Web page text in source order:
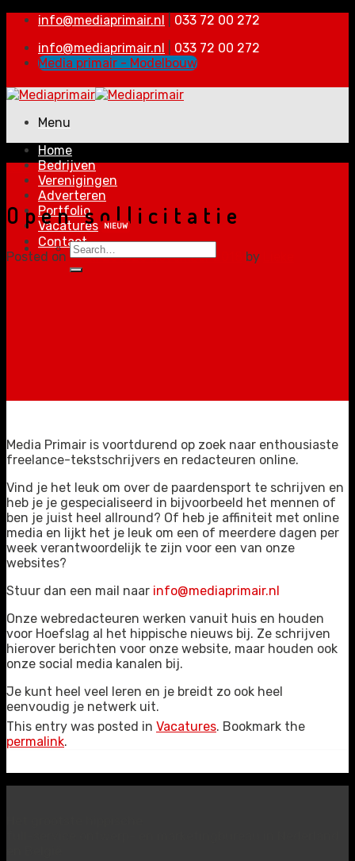
Skip
content
info@mediaprimair.nl
033 72 00 272
info@mediaprimair.nl
033 72 00 272
Media primair - Modelbouw
Menu
Home
Bedrijven
Verenigingen
Adverteren
Portfolio
Vacatures
Contact
Vacatures
Open sollicitatie
Posted on 4 juli 201820 november 2018 by
Media Primair is voortdurend op zoek naar enthousiaste
freelance-tekstschrijvers en redacteuren online.
Vind je het leuk om over de paardensport te schrijven en
heb je je gespecialiseerd in bijvoorbeeld het mennen of
ben je juist heel allround? Of heb je affiniteit met online
media en lijkt het je leuk om een of meerdere dagen per
week verantwoordelijk te zijn voor een van onze
websites?
Stuur dan een mail naar info@mediaprimair.nl
Onze webredacteuren werken vanuit huis en houden
voor Hoefslag al het hippische nieuws bij. Ze schrijven
hierover berichten voor onze website, maar houden ook
onze social media kanalen bij.
Je kunt heel veel leren en je breidt zo ook heel
eenvoudig je netwerk uit.
This entry was posted in Vacatures. Bookmark the
permalink.